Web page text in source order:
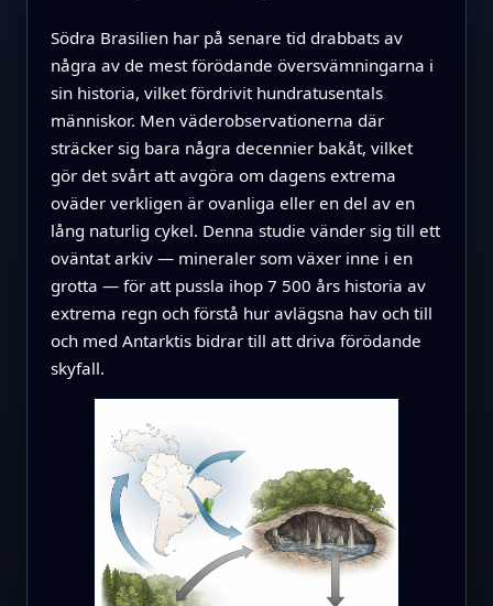
Södra Brasilien har på senare tid drabbats av
några av de mest förödande översvämningarna i
sin historia, vilket fördrivit hundratusentals
människor. Men väderobservationerna där
sträcker sig bara några decennier bakåt, vilket
gör det svårt att avgöra om dagens extrema
oväder verkligen är ovanliga eller en del av en
lång naturlig cykel. Denna studie vänder sig till ett
oväntat arkiv — mineraler som växer inne i en
grotta — för att pussla ihop 7 500 års historia av
extrema regn och förstå hur avlägsna hav och till
och med Antarktis bidrar till att driva förödande
skyfall.